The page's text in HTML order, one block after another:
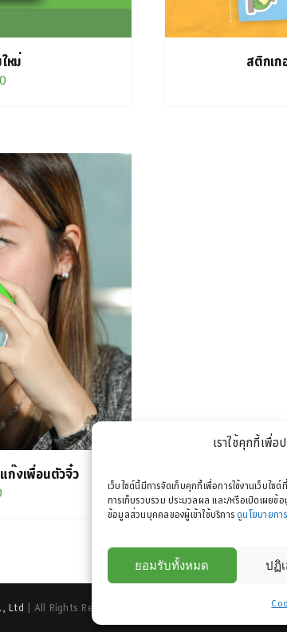
เราใช้คุกกี้เพื่
เว็บไซต์นี้มีการจัดเก็บคุกกี้เพื่อการใช้งานเว็บ
การเก็บรวบรวม ประมวลผล และ/หรือเปิดเผยข้
ข้อมูลส่วนบุคคลของผู้เข้าใช้บริการดูนโยบายกา
ยอมรับทั้งหมด ปฏิ
หม่ สติกเก
ก๊งเพื่อนตัวจิ๋ว
Ltd | All Rights Reserved